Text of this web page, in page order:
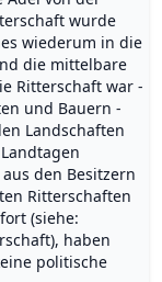
wurde
wiederum in die
die mittelbare
Ritterschaft war -
und Bauern -
Landschaften
den Besitzern
Ritterschaften
(siehe:
haben
politische